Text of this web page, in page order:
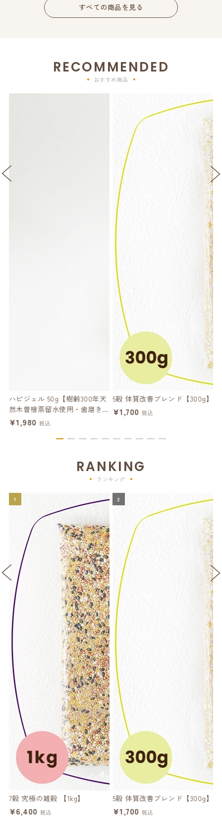
すべての商品を見る
RECOMMENDED
おすすめ商品
ハピジェル 50g【樹齢300年天
然木曽檜蒸留水使用・歯磨きジ
ェル】
¥1,980 税込
5穀 体質改善ブレンド【300g】
¥1,700 税込
RANKING
ランキング
1
7穀 究極の雑穀 【1kg】
¥6,400 税込
2
5穀 体質改善ブレンド【300g】
¥1,700 税込